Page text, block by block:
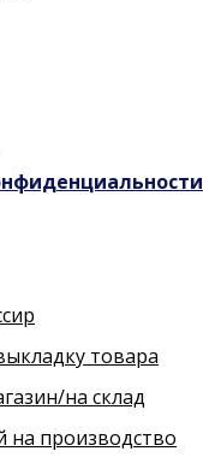
на производство
на склад
товара